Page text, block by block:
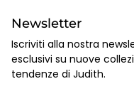
Newsletter
Iscriviti alla nostra
esclusivi su nuove
tendenze di Judith.